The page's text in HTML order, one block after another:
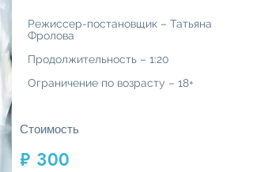
Режиссер-постановщик – Татьяна
Фролова
Продолжительность – 1:20
Ограничение по возрасту – 18+
Стоимость
₽ 300